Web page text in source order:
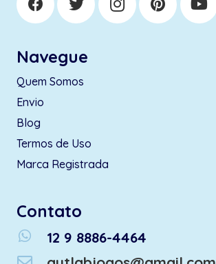
Navegue
Quem Somos
Envio
Blog
Termos de Uso
Marca Registrada
Contato
whatsapp
12 9 8886-4464